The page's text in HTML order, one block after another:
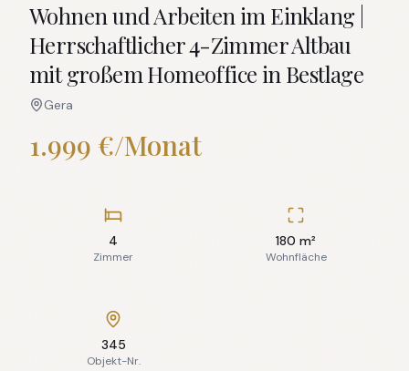
Wohnen und Arbeiten im Einklang |
Herrschaftlicher 4-Zimmer Altbau
mit großem Homeoffice in Bestlage
Gera
1.999 €/Monat
4
Zimmer
180 m²
Wohnfläche
345
Objekt-Nr.